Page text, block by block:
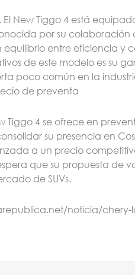
New Tiggo 4 está
por su
equilibrio entre eficiencia
de este modelo es su
poco común en la
de preventa
Tiggo 4 se ofrece en
su presencia en
a un precio
que su propuesta de
de SUVs.
noticia/